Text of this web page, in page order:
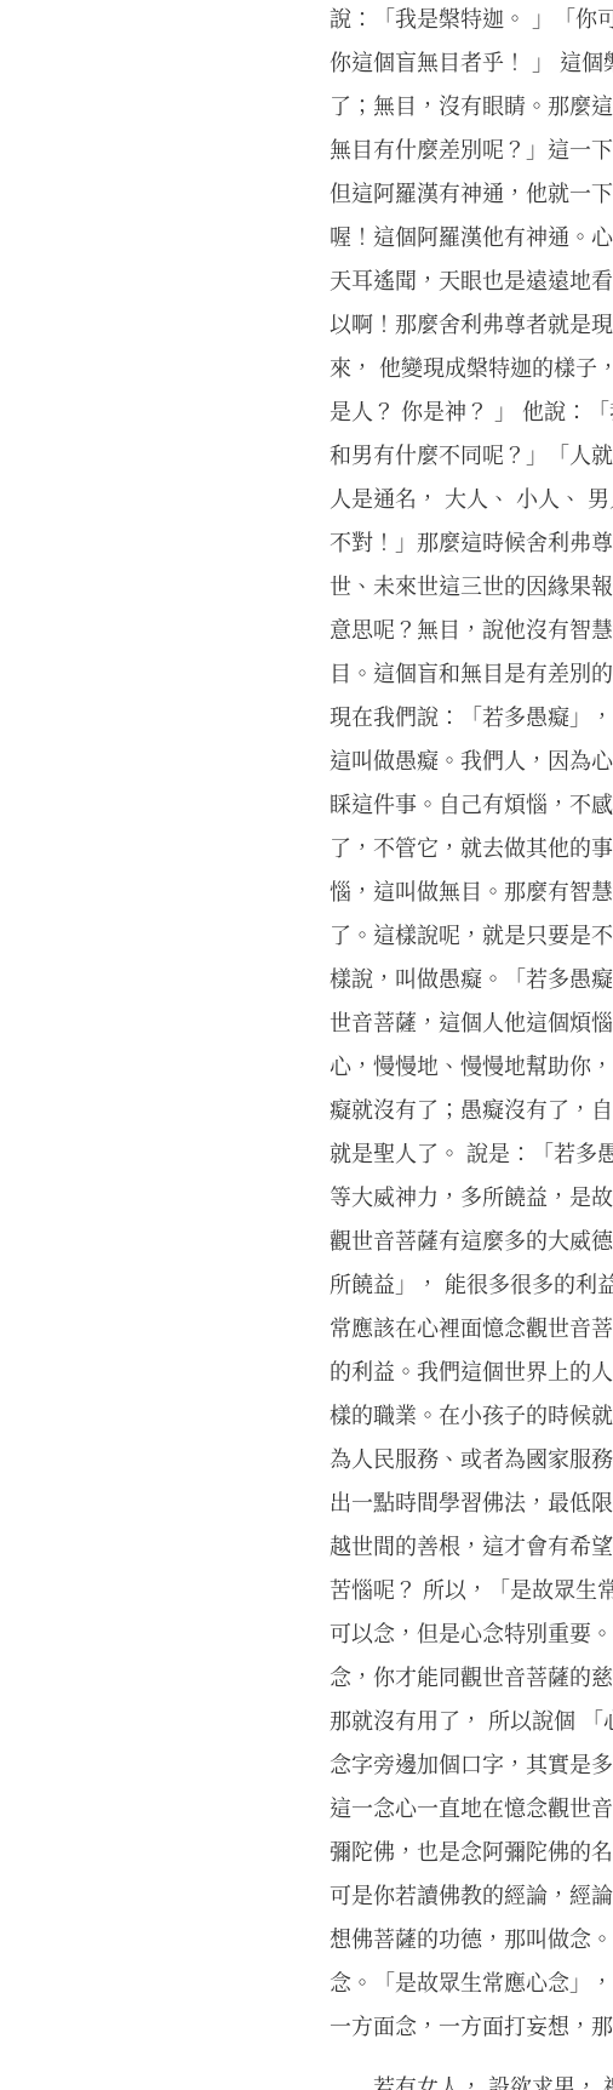
說：「我是槃特迦。 」「你
你這個盲無目者乎！ 」 這
了；無目，沒有眼睛。那麼
無目有什麼差別呢？」這一
但這阿羅漢有神通，他就一
喔！這個阿羅漢他有神通。
天耳遙聞，天眼也是遠遠地
以啊！那麼舍利弗尊者就是
來， 他變現成槃特迦的樣子
是人？ 你是神？ 」 他說：
和男有什麼不同呢？」「人
人是通名， 大人、 小人、
不對！」那麼這時候舍利弗
世、未來世這三世的因緣果
意思呢？無目，說他沒有智
目。這個盲和無目是有差別
現在我們說：「若多愚癡」
這叫做愚癡。我們人，因為
睬這件事。自己有煩惱，不
了，不管它，就去做其他的
惱，這叫做無目。那麼有智
了。這樣說呢，就是只要是
樣說，叫做愚癡。「若多愚
世音菩薩，這個人他這個煩
心，慢慢地、慢慢地幫助你
癡就沒有了；愚癡沒有了，
就是聖人了。 說是：「若多
等大威神力，多所饒益，是
觀世音菩薩有這麼多的大威
所饒益」， 能很多很多的利
常應該在心裡面憶念觀世音
的利益。我們這個世界上的
樣的職業。在小孩子的時候
為人民服務、或者為國家服
出一點時間學習佛法，最低
越世間的善根，這才會有希
苦惱呢？ 所以，「是故眾生
可以念，但是心念特別重要
念，你才能同觀世音菩薩的
那就沒有用了， 所以說個
念字旁邊加個口字，其實是
這一念心一直地在憶念觀世
彌陀佛，也是念阿彌陀佛的
可是你若讀佛教的經論，經
想佛菩薩的功德，那叫做念
念。「是故眾生常應心念」
一方面念，一方面打妄想，